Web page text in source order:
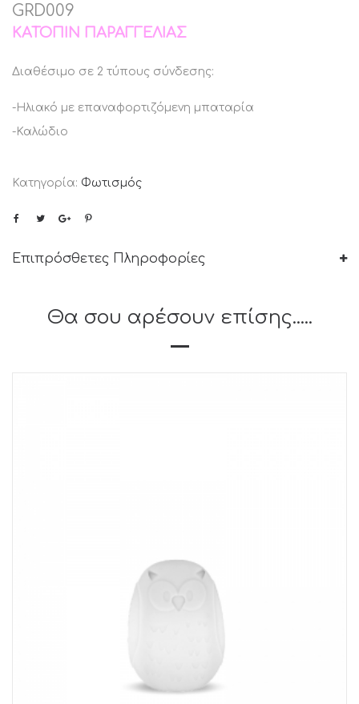
GRD009
ΚΑΤΌΠΙΝ ΠΑΡΑΓΓΕΛΊΑΣ
Διαθέσιμο σε 2 τύπους σύνδεσης:
-Ηλιακό με επαναφορτιζόμενη μπαταρία
-Καλώδιο
Κατηγορία: Φωτισμός
Επιπρόσθετες Πληροφορίες
Θα σου αρέσουν επίσης.....